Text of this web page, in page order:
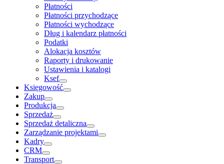
Płatności
Płatności przychodzące
Płatności wychodzące
Dług i kalendarz płatności
Podatki
Alokacja kosztów
Raporty i drukowanie
Ustawienia i katalogi
Ksef
Księgowość
Zakup
Produkcja
Sprzedaż
Sprzedaż detaliczna
Zarządzanie projektami
Kadry
CRM
Transport